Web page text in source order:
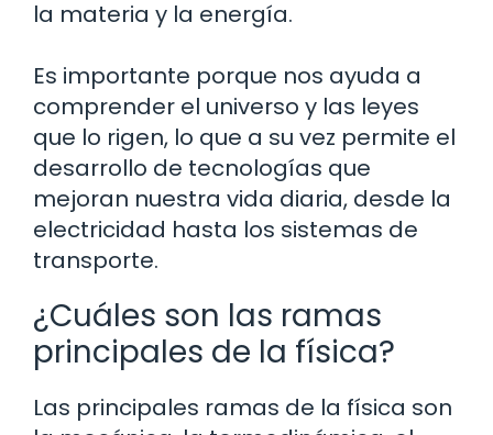
la materia y la energía.
Es importante porque nos ayuda a
comprender el universo y las leyes
que lo rigen, lo que a su vez permite el
desarrollo de tecnologías que
mejoran nuestra vida diaria, desde la
electricidad hasta los sistemas de
transporte.
¿Cuáles son las ramas
principales de la física?
Las principales ramas de la física son